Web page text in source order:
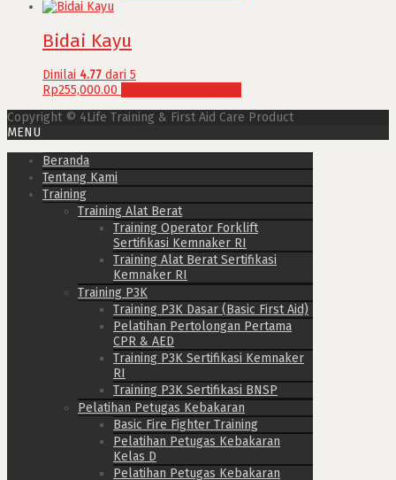
Bidai Kayu
Dinilai 4.77 dari 5
Rp255,000.00
Copyright © 4Life Training & First Aid Care Product
MENU
Beranda
Tentang Kami
Training
Training Alat Berat
Training Operator Forklift
Sertifikasi Kemnaker RI
Training Alat Berat Sertifikasi
Kemnaker RI
Training P3K
Training P3K Dasar (Basic First Aid)
Pelatihan Pertolongan Pertama
CPR & AED
Training P3K Sertifikasi Kemnaker
RI
Training P3K Sertifikasi BNSP
Pelatihan Petugas Kebakaran
Basic Fire Fighter Training
Pelatihan Petugas Kebakaran
Kelas D
Pelatihan Petugas Kebakaran